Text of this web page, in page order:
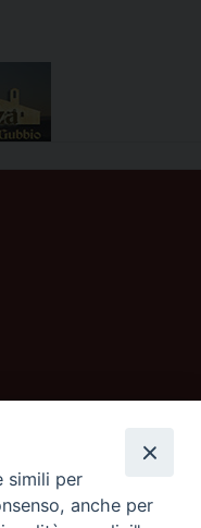
simili per
anche per